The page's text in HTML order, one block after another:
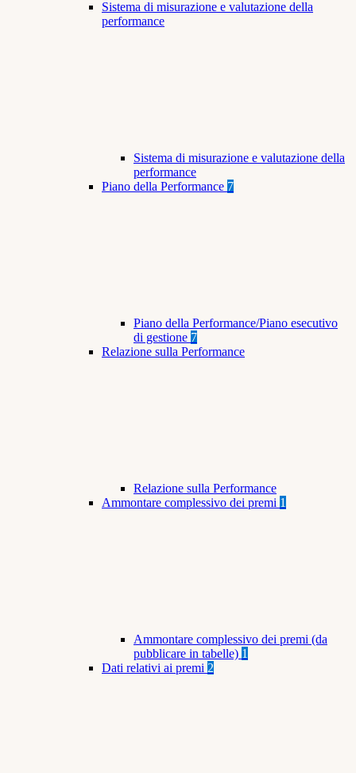
Sistema di misurazione e valutazione della
performance
Sistema di misurazione e valutazione della
performance
Piano della Performance 7
Piano della Performance/Piano esecutivo
di gestione 7
Relazione sulla Performance
Relazione sulla Performance
Ammontare complessivo dei premi 1
Ammontare complessivo dei premi (da
pubblicare in tabelle) 1
Dati relativi ai premi 2